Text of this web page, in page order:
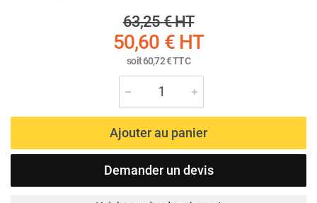
63,25 €HT
50,60 €HT
soit60,72 €TTC
Ajouter au panier
Demander un devis